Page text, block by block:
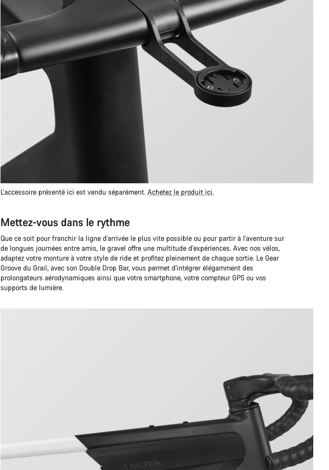
L’accessoire présenté ici est vendu séparément. Achetez le produit ici.
Mettez-vous dans le rythme
Que ce soit pour franchir la ligne d'arrivée le plus vite possible ou pour partir à l'aventure sur
de longues journées entre amis, le gravel offre une multitude d'expériences. Avec nos vélos,
adaptez votre monture à votre style de ride et profitez pleinement de chaque sortie. Le Gear
Groove du Grail, avec son Double Drop Bar, vous permet d'intégrer élégamment des
prolongateurs aérodynamiques ainsi que votre smartphone, votre compteur GPS ou vos
supports de lumière.